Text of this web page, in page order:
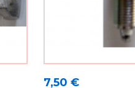
Prix
7,50 €